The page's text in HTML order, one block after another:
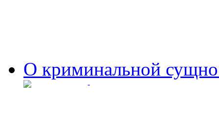
О криминальной